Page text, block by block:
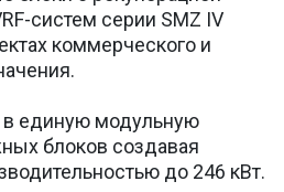
систем серии SMZ IV
коммерческого и
в единую модульную
блоков создавая
до 246 кВт.